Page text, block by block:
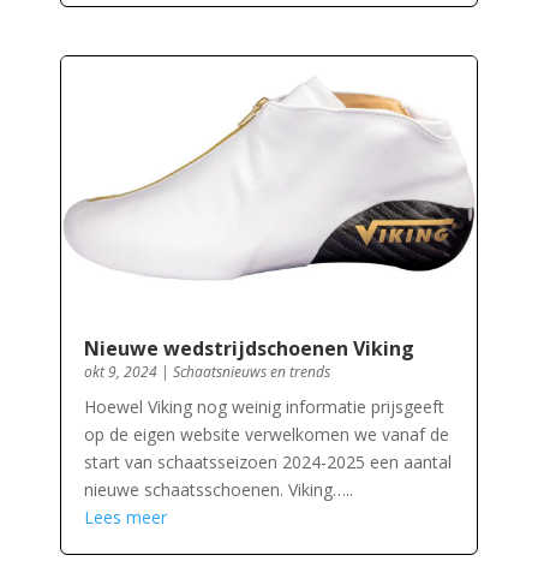
Nieuwe wedstrijdschoenen Viking
okt 9, 2024| Schaatsnieuws en trends
Hoewel Viking nog weinig informatie prijsgeeft
op de eigen website verwelkomen we vanaf de
start van schaatsseizoen 2024-2025 een aantal
nieuwe schaatsschoenen. Viking…..
Lees meer